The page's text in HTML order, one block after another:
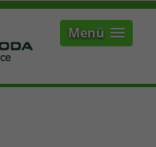
Menü